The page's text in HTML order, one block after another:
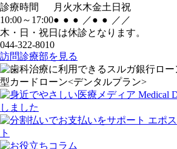
診療時間
月 火水木金土 日 祝
10:00～17:00● ● ● ／● ● ／ ／
木・日・祝日は休診となります。
044-322-8010
訪問診療部を見る